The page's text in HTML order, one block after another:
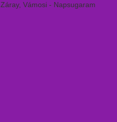
Záray, Vámosi - Napsugaram